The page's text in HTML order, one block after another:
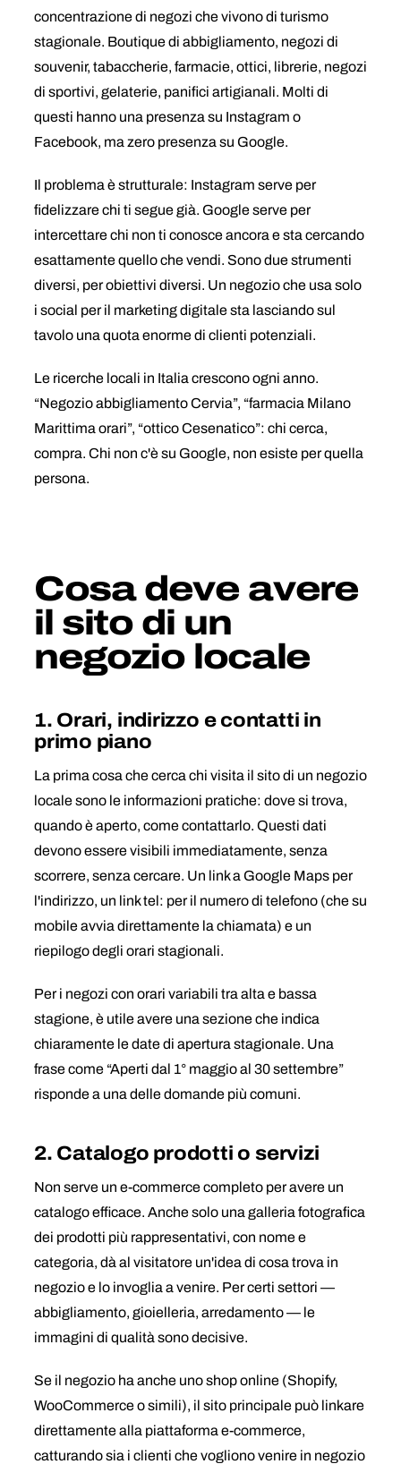
concentrazione di negozi che vivono di turismo
stagionale. Boutique di abbigliamento, negozi di
souvenir, tabaccherie, farmacie, ottici, librerie, negozi
di sportivi, gelaterie, panifici artigianali. Molti di
questi hanno una presenza su Instagram o
Facebook, ma zero presenza su Google.
Il problema è strutturale: Instagram serve per
fidelizzare chi ti segue già. Google serve per
intercettare chi non ti conosce ancora e sta cercando
esattamente quello che vendi. Sono due strumenti
diversi, per obiettivi diversi. Un negozio che usa solo
i social per il marketing digitale sta lasciando sul
tavolo una quota enorme di clienti potenziali.
Le ricerche locali in Italia crescono ogni anno.
“Negozio abbigliamento Cervia”, “farmacia Milano
Marittima orari”, “ottico Cesenatico”: chi cerca,
compra. Chi non c'è su Google, non esiste per quella
persona.
Cosa deve avere
il sito di un
negozio locale
1. Orari, indirizzo e contatti in
primo piano
La prima cosa che cerca chi visita il sito di un negozio
locale sono le informazioni pratiche: dove si trova,
quando è aperto, come contattarlo. Questi dati
devono essere visibili immediatamente, senza
scorrere, senza cercare. Un link a Google Maps per
l'indirizzo, un link tel: per il numero di telefono (che su
mobile avvia direttamente la chiamata) e un
riepilogo degli orari stagionali.
Per i negozi con orari variabili tra alta e bassa
stagione, è utile avere una sezione che indica
chiaramente le date di apertura stagionale. Una
frase come “Aperti dal 1° maggio al 30 settembre”
risponde a una delle domande più comuni.
2. Catalogo prodotti o servizi
Non serve un e-commerce completo per avere un
catalogo efficace. Anche solo una galleria fotografica
dei prodotti più rappresentativi, con nome e
categoria, dà al visitatore un'idea di cosa trova in
negozio e lo invoglia a venire. Per certi settori —
abbigliamento, gioielleria, arredamento — le
immagini di qualità sono decisive.
Se il negozio ha anche uno shop online (Shopify,
WooCommerce o simili), il sito principale può linkare
direttamente alla piattaforma e-commerce,
catturando sia i clienti che vogliono venire in negozio